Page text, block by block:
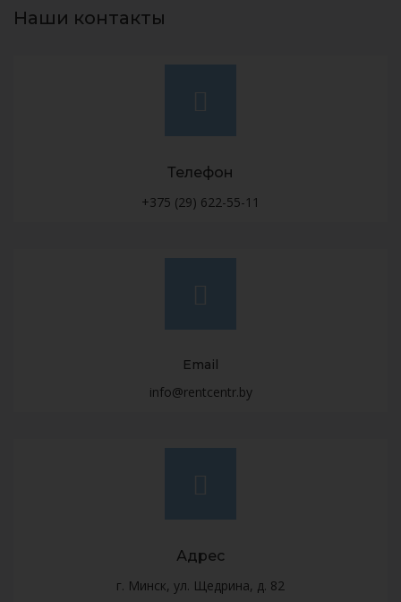
Наши контакты
Телефон
+375 (29) 622-55-11
Email
info@rentcentr.by
Адрес
г. Минск, ул. Щедрина, д. 82